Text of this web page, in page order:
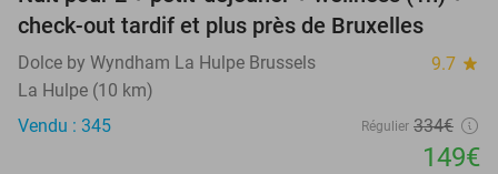
check-out tardif et plus près de Bruxelles
Dolce by Wyndham La Hulpe Brussels 9.7 star
La Hulpe (10 km)
Vendu : 345
Régulier 334€
149€